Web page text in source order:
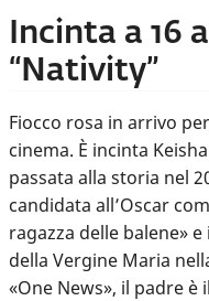
Incinta a 16
“Nativity”
Fiocco rosa in arrivo
cinema. È incinta
passata alla storia nel
candidata all’Oscar
ragazza delle balene»
della Vergine Maria
«One News», il padre è